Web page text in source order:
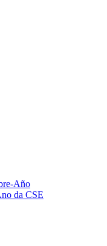
Año
da CSE